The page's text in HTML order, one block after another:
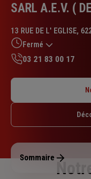
SARL A.E.V. (
13 RUE DE L' EGLISE,
Fermé
Jeudi : 09h – 12h
Dimanche : Fermé
03 21 83 00 17
Sommaire